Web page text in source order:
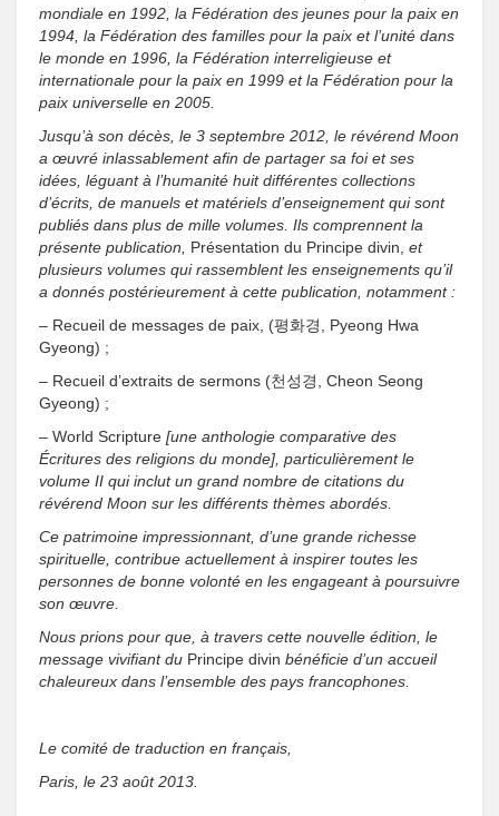
mondiale en 1992, la Fédération des jeunes pour la paix en
1994, la Fédération des familles pour la paix et l’unité dans
le monde en 1996, la Fédération interreligieuse et
internationale pour la paix en 1999 et la Fédération pour la
paix universelle en 2005.
Jusqu’à son décès, le 3 septembre 2012, le révérend Moon
a œuvré inlassablement afin de partager sa foi et ses
idées, léguant à l’humanité huit différentes collections
d’écrits, de manuels et matériels d’enseignement qui sont
publiés dans plus de mille volumes. Ils comprennentla
présente publication, Présentation du Principe divin, et
plusieurs volumes qui rassemblent les enseignements qu’il
a donnés postérieurement à cette publication, notamment :
– Recueil de messages de paix, (평화경, Pyeong Hwa
Gyeong) ;
– Recueil d’extraits de sermons (천성경, Cheon Seong
Gyeong) ;
– World Scripture [une anthologie comparative des
Écritures des religions du monde], particulièrement le
volume II qui inclut un grand nombre de citations du
révérend Moon sur les différents thèmes abordés.
Ce patrimoine impressionnant, d’une grande richesse
spirituelle, contribue actuellement à inspirer toutes les
personnes de bonne volonté en les engageant à poursuivre
son œuvre.
Nous prions pour que, à travers cette nouvelle édition, le
message vivifiant du Principe divin bénéficie d’un accueil
chaleureux dans l’ensemble des pays francophones.
Le comité de traduction en français,
Paris, le 23 août 2013.